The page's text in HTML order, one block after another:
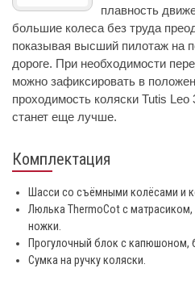
плавность
большие колеса без труда
показывая высший пилотаж на
дороге. При необходимости
можно зафиксировать в
проходимость коляски Tutis
станет еще лучше.
Комплектация
Шасси со съёмными колёсами и
Люлька ThermoCot с
ножки.
Прогулочный блок с капюшоном,
Сумка на ручку коляски.